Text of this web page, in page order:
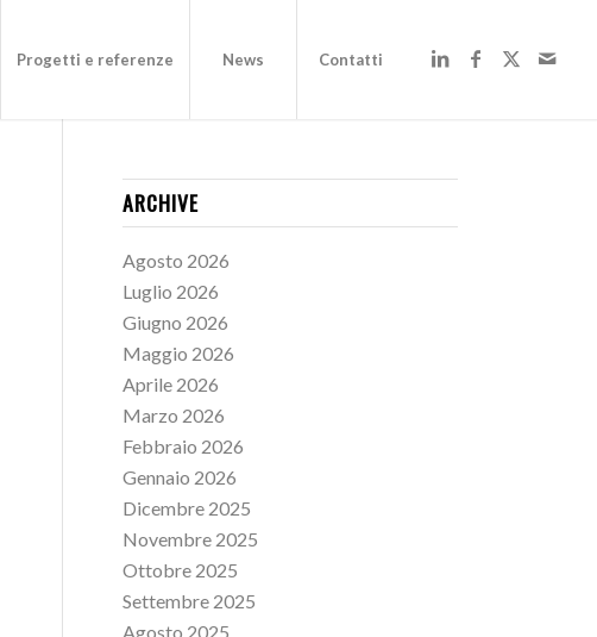
Progetti e referenze News Contatti
ARCHIVE
Agosto 2026
Luglio 2026
Giugno 2026
Maggio 2026
Aprile 2026
Marzo 2026
Febbraio 2026
Gennaio 2026
Dicembre 2025
Novembre 2025
Ottobre 2025
Settembre 2025
Agosto 2025